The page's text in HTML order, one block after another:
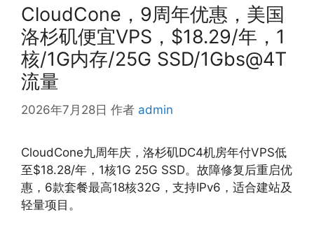
CloudCone，9周年优惠，美国
洛杉矶便宜VPS，$18.29/年，1
核/1G内存/25G SSD/1Gbs@4T
流量
2026年7月28日 作者 admin
CloudCone九周年庆，洛杉矶DC4机房年付VPS低
至$18.28/年，1核1G 25G SSD。故障修复后重启优
惠，6款套餐最高18核32G，支持IPv6，适合建站及
轻量项目。